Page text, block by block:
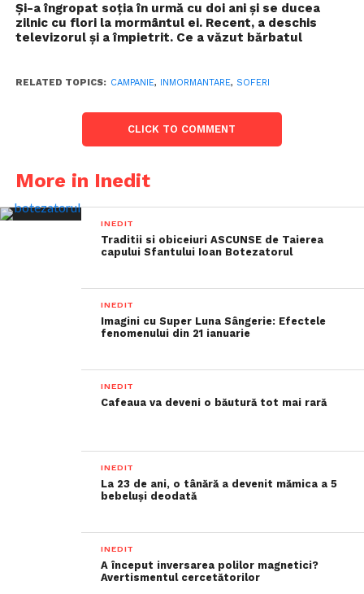
Și-a îngropat soția în urmă cu doi ani și se ducea
zilnic cu flori la mormântul ei. Recent, a deschis
televizorul și a împietrit. Ce a văzut bărbatul
RELATED TOPICS: CAMPANIE, INMORMANTARE, SOFERI
CLICK TO COMMENT
More in Inedit
INEDIT
Traditii si obiceiuri ASCUNSE de Taierea
capului Sfantului Ioan Botezatorul
INEDIT
Imagini cu Super Luna Sângerie: Efectele
fenomenului din 21 ianuarie
INEDIT
Cafeaua va deveni o băutură tot mai rară
INEDIT
La 23 de ani, o tânără a devenit mămica a 5
bebeluși deodată
INEDIT
A început inversarea polilor magnetici?
Avertismentul cercetătorilor